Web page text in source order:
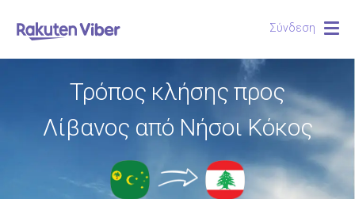
Σύνδεση
Τρόπος κλήσης προς
Λίβανος από Νήσοι Κόκος